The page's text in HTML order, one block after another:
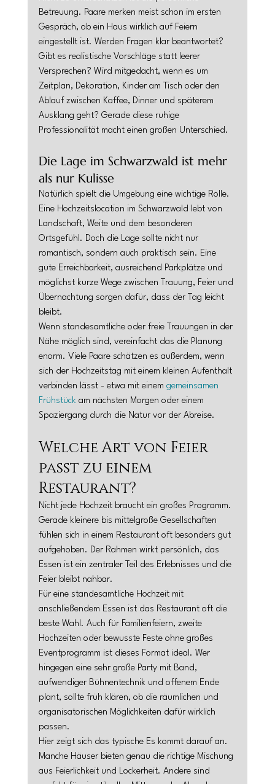
Betreuung. Paare merken meist schon im ersten
Gespräch, ob ein Haus wirklich auf Feiern
eingestellt ist. Werden Fragen klar beantwortet?
Gibt es realistische Vorschläge statt leerer
Versprechen? Wird mitgedacht, wenn es um
Zeitplan, Dekoration, Kinder am Tisch oder den
Ablauf zwischen Kaffee, Dinner und späterem
Ausklang geht? Gerade diese ruhige
Professionalität macht einen großen Unterschied.
Die Lage im Schwarzwald ist mehr
als nur Kulisse
Natürlich spielt die Umgebung eine wichtige Rolle.
Eine Hochzeitslocation im Schwarzwald lebt von
Landschaft, Weite und dem besonderen
Ortsgefühl. Doch die Lage sollte nicht nur
romantisch, sondern auch praktisch sein. Eine
gute Erreichbarkeit, ausreichend Parkplätze und
möglichst kurze Wege zwischen Trauung, Feier und
Übernachtung sorgen dafür, dass der Tag leicht
bleibt.
Wenn standesamtliche oder freie Trauungen in der
Nähe möglich sind, vereinfacht das die Planung
enorm. Viele Paare schätzen es außerdem, wenn
sich der Hochzeitstag mit einem kleinen Aufenthalt
verbinden lässt - etwa mit einem gemeinsamen
Frühstück am nächsten Morgen oder einem
Spaziergang durch die Natur vor der Abreise.
Welche Art von Feier
passt zu einem
Restaurant?
Nicht jede Hochzeit braucht ein großes Programm.
Gerade kleinere bis mittelgroße Gesellschaften
fühlen sich in einem Restaurant oft besonders gut
aufgehoben. Der Rahmen wirkt persönlich, das
Essen ist ein zentraler Teil des Erlebnisses und die
Feier bleibt nahbar.
Für eine standesamtliche Hochzeit mit
anschließendem Essen ist das Restaurant oft die
beste Wahl. Auch für Familienfeiern, zweite
Hochzeiten oder bewusste Feste ohne großes
Eventprogramm ist dieses Format ideal. Wer
hingegen eine sehr große Party mit Band,
aufwendiger Bühnentechnik und offenem Ende
plant, sollte früh klären, ob die räumlichen und
organisatorischen Möglichkeiten dafür wirklich
passen.
Hier zeigt sich das typische Es kommt darauf an.
Manche Häuser bieten genau die richtige Mischung
aus Feierlichkeit und Lockerheit. Andere sind